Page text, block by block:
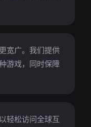
宽广。我们提供
游戏，同时保障
轻松访问全球互